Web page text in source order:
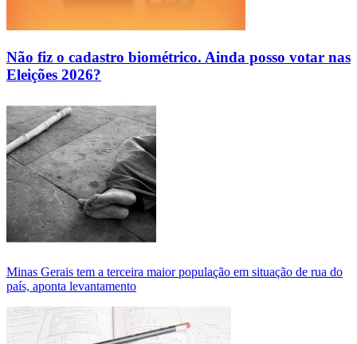
Não fiz o cadastro biométrico. Ainda posso votar nas
Eleições 2026?
Minas Gerais tem a terceira maior população em situação de rua do
país, aponta levantamento